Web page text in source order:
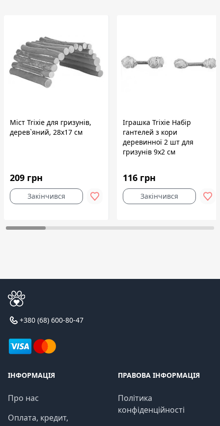
Міст Trixie для гризунів,
дерев`яний, 28х17 см
209 грн
Закінчився
Іграшка Trixie Набір
гантелей з кори
деревинної 2 шт для
гризунів 9х2 см
116 грн
Закінчився
+380 (68) 600-80-47
ІНФОРМАЦІЯ
Про нас
Оплата, кредит,
ПРАВОВА ІНФОРМАЦІЯ
Політика
конфіденційності